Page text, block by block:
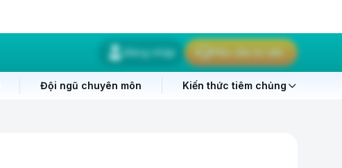
Đăng nhập Yêu cầu tư vấn
Đội ngũ chuyên môn Kiến thức tiêm chủng